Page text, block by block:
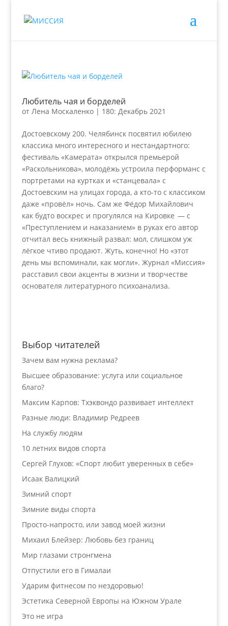
Любитель чая и борделей
от Лена Москаленко| 180: Декабрь 2021
Достоевскому 200. Челябинск посвятил юбилею
классика много интересного и нестандартного:
фестиваль «Камерата» открылся премьерой
«Раскольникова», молодёжь устроила перформанс с
портретами на куртках и «станцевала» с
Достоевским на улицах города, а кто-то с классиком
даже «провёл» ночь. Сам же Фёдор Михайлович
как будто воскрес и прогулялся на Кировке — с
«Преступлением и наказанием» в руках его автор
отчитал весь книжный развал: мол, слишком уж
лёгкое чтиво продают. Жуть, конечно! Но «этот
день мы вспоминали, как могли». Журнал «Миссия»
расставил свои акценты в жизни и творчестве
основателя литературного психоанализа.
Выбор читателей
Зачем вам нужна реклама?
Высшее образование: услуга или социальное
благо?
Максим Карпов: Тхэквондо развивает интеллект
Разные люди: Владимир Редреев
На службу людям
10 летних видов спорта
Сергей Глухов: «Спорт любит уверенных в себе»
Исаак Валицкий
Зимний спорт
Зимние виды спорта
Просто-напросто, или завод моей жизни
Михаил Блейзер: Любовь без границ
Мир глазами стронгмена
Отпустили его в Гималаи
Ударим фитнесом по нездоровью!
Эстетика Северной Европы на Южном Урале
Это не игра